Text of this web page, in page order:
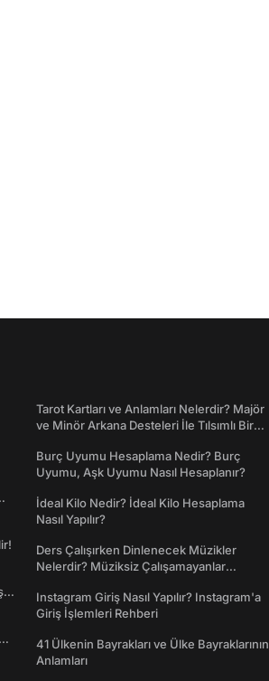
Tarot Kartları ve Anlamları Nelerdir? Majör
ve Minör Arkana Desteleri İle Tılsımlı Bir
Burç Uyumu Hesaplama Nedir? Burç
Uyumu, Aşk Uyumu Nasıl Hesaplanır?
İdeal Kilo Nedir? İdeal Kilo Hesaplama
Nasıl Yapılır?
Ders Çalışırken Dinlenecek Müzikler
Nelerdir? Müziksiz Çalışamayanlar
Instagram Giriş Nasıl Yapılır? Instagram'a
Giriş İşlemleri Rehberi
41 Ülkenin Bayrakları ve Ülke Bayraklarının
Anlamları